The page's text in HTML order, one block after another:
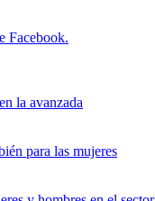
la avanzada
para las mujeres